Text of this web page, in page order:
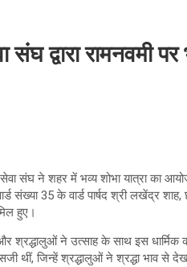
द्वारा रामनवमी पर
संघ ने शहर में भव्य शोभा यात्रा का
संख्या 35 के वार्ड पार्षद श्री लखेंद्र
हुए।
श्रद्धालुओं ने उत्साह के साथ इस धार्मिक
सजी थीं, जिन्हें श्रद्धालुओं ने श्रद्धा भाव